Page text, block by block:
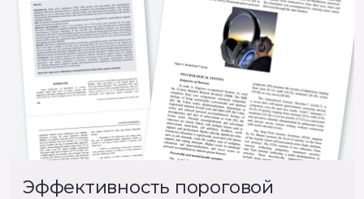
Эффективность пороговой